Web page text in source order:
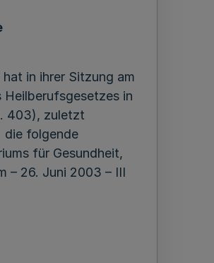
in ihrer Sitzung am
Heilberufsgesetzes in
403), zuletzt
die folgende
für Gesundheit,
– 26. Juni 2003 – III